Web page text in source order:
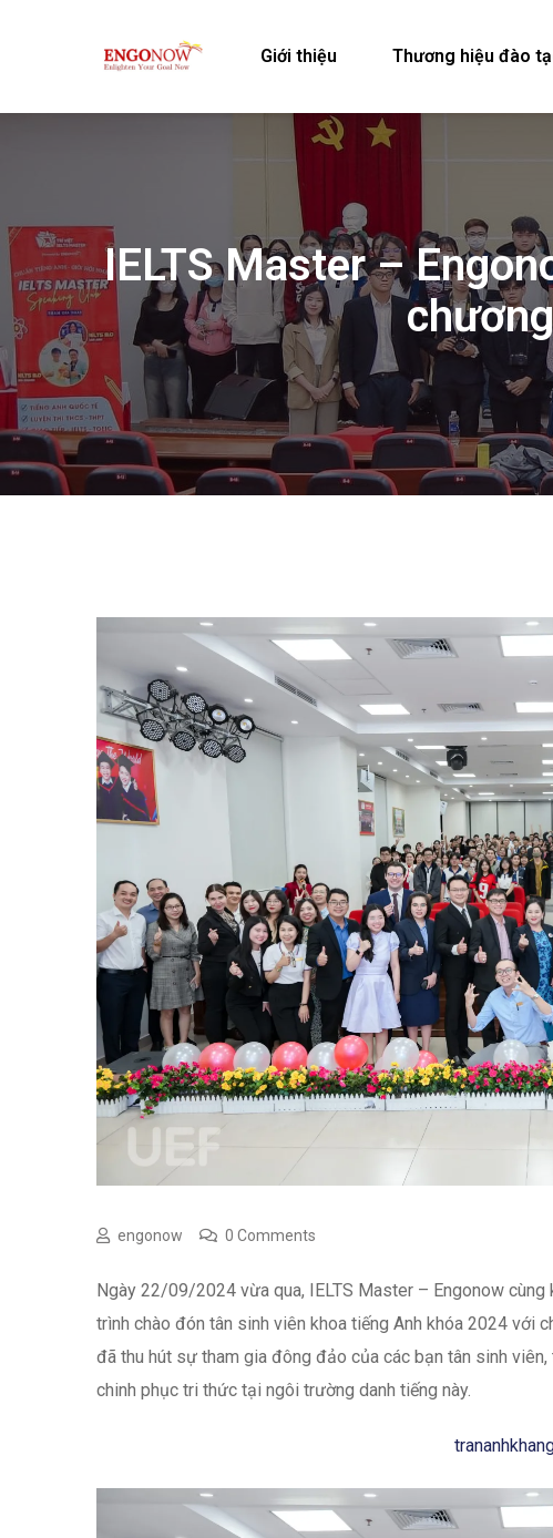
Giới thiệu Thương hiệu đào
IELTS Master –
engonow 0 Comments
Ngày 22/09/2024 vừa qua, IELTS Master – Engonow
trình chào đón tân sinh viên khoa tiếng Anh khóa 2024 với
đã thu hút sự tham gia đông đảo của các bạn tân sinh
chinh phục tri thức tại ngôi trường danh tiếng này.